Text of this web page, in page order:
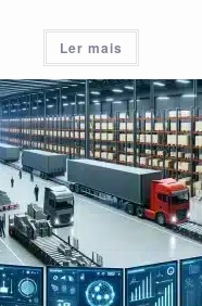
Ler mais